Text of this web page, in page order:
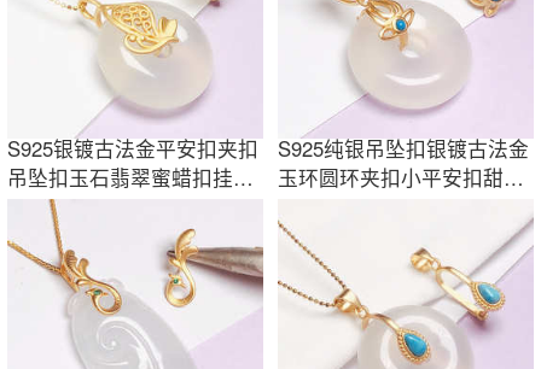
S925银镀古法金平安扣夹扣
吊坠扣玉石翡翠蜜蜡扣挂件
扣卡扣子diy
S925纯银吊坠扣银镀古法金
玉环圆环夹扣小平安扣甜甜